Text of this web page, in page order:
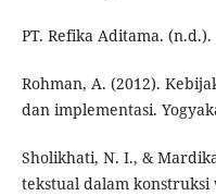
PT. Refika Aditama. (n.d.).
Rohman, A. (2012).
dan implementasi.
Sholikhati, N. I., &
tekstual dalam